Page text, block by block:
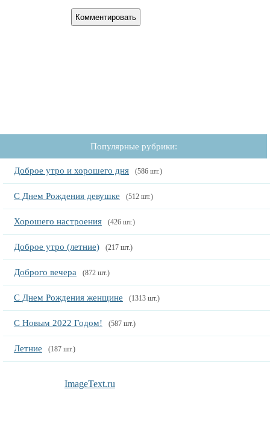
Популярные рубрики:
Доброе утро и хорошего дня (586 шт.)
С Днем Рождения девушке (512 шт.)
Хорошего настроения (426 шт.)
Доброе утро (летние) (217 шт.)
Доброго вечера (872 шт.)
С Днем Рождения женщине (1313 шт.)
С Новым 2022 Годом! (587 шт.)
Летние (187 шт.)
ImageText.ru